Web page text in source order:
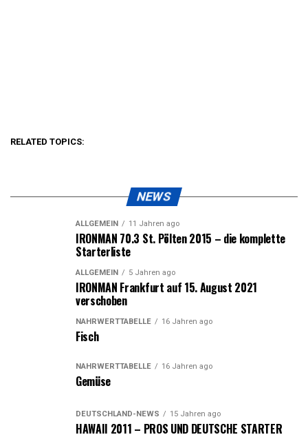
RELATED TOPICS:
NEWS
ALLGEMEIN 11 Jahren ago
IRONMAN 70.3 St. Pölten 2015 – die komplette
Starterliste
ALLGEMEIN 5 Jahren ago
IRONMAN Frankfurt auf 15. August 2021
verschoben
NÄHRWERTTABELLE 16 Jahren ago
Fisch
NÄHRWERTTABELLE 16 Jahren ago
Gemüse
DEUTSCHLAND-NEWS 15 Jahren ago
HAWAII 2011 – PROS UND DEUTSCHE STARTER